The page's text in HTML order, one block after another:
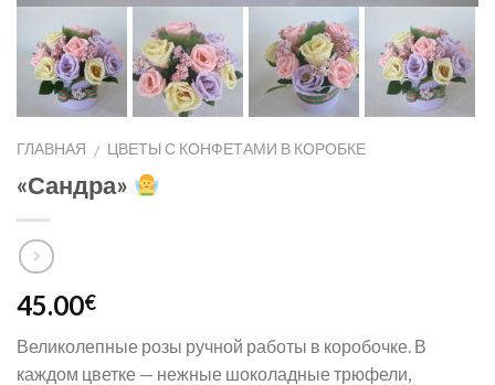
ГЛАВНАЯ / ЦВЕТЫ С КОНФЕТАМИ В КОРОБКЕ
«Сандра»
45.00€
Великолепные розы ручной работы в коробочке. В
каждом цветке — нежные шоколадные трюфели,